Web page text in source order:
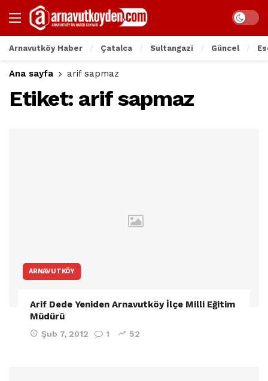
Arnavutköy Haber Çatalca Sultangazi Güncel
Ana sayfa arif sapmaz
Etiket: arif sapmaz
ARNAVUTKÖY
Arif Dede Yeniden Arnavutköy İlçe Milli Eğitim
Müdürü
Şub 7, 2012 1 52